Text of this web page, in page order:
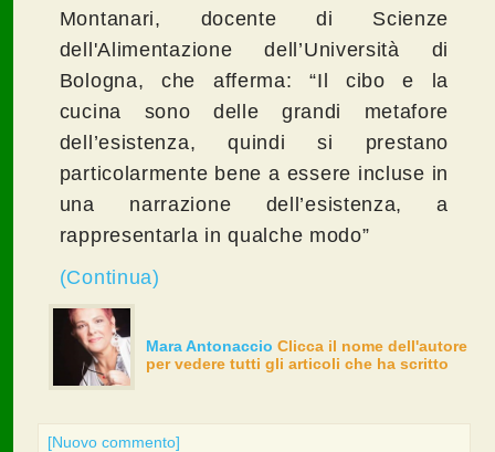
Montanari, docente di Scienze
dell'Alimentazione dell’Università di
Bologna, che afferma: “Il cibo e la
cucina sono delle grandi metafore
dell’esistenza, quindi si prestano
particolarmente bene a essere incluse in
una narrazione dell’esistenza, a
rappresentarla in qualche modo”
(Continua)
Mara Antonaccio Clicca il nome dell'autore
per vedere tutti gli articoli che ha scritto
[Nuovo commento]